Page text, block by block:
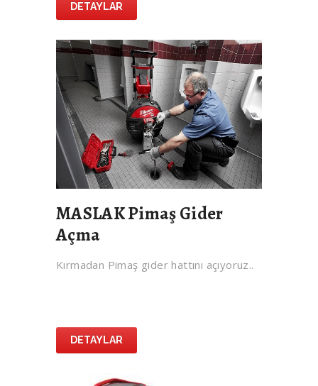
DETAYLAR
MASLAK Pimaş Gider
Açma
Kırmadan Pimaş gider hattını açıyoruz..
DETAYLAR